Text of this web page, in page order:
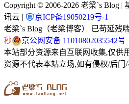
Copyright © 2006-2026 老梁`s Blog |
讯云 |
京ICP备19050219号-1
老梁`s Blog（老梁博客） 已苟延残
秒
京公网安备 11010802035542号
本站部分资源来自互联网收集,仅供
资源不代表本站立场,如有侵权/后门